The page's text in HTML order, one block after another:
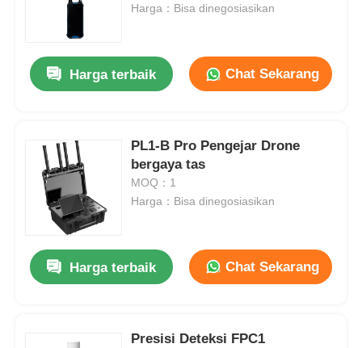
Harga：Bisa dinegosiasikan
Harga terbaik Chat Sekarang
PL1-B Pro Pengejar Drone
bergaya tas
MOQ：1
Harga：Bisa dinegosiasikan
Harga terbaik Chat Sekarang
Presisi Deteksi FPC1